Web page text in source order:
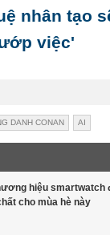
nhân tạo
việc'
DANH CONAN AI
hiệu smartwatch
cho mùa hè này